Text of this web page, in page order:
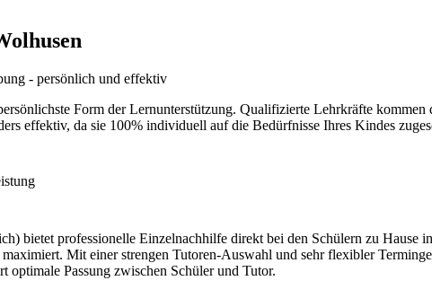
- persönlich und effektiv
Form der Lernunterstützung. Qualifizierte Lehrkräfte
effektiv, da sie 100% individuell auf die Bedürfnisse Ihres Kindes
bietet professionelle Einzelnachhilfe direkt bei den Schülern zu Hause
Mit einer strengen Tutoren-Auswahl und sehr flexibler
optimale Passung zwischen Schüler und Tutor.